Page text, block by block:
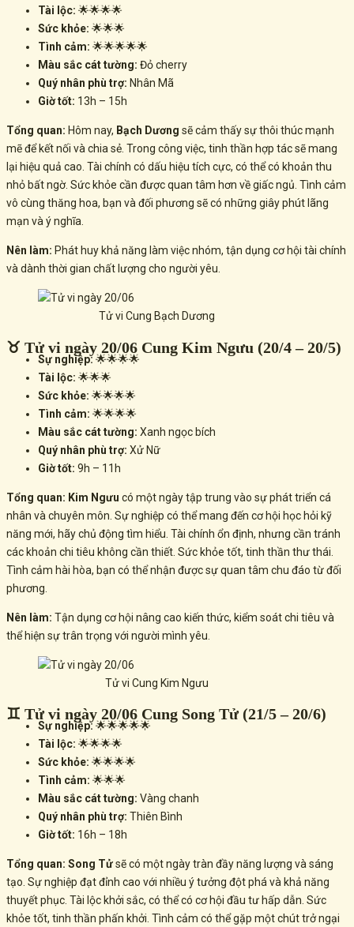
Tài lộc: 🌟🌟🌟🌟
Sức khỏe: 🌟🌟🌟
Tình cảm: 🌟🌟🌟🌟🌟
Màu sắc cát tường: Đỏ cherry
Quý nhân phù trợ: Nhân Mã
Giờ tốt: 13h – 15h
Tổng quan: Hôm nay, Bạch Dương sẽ cảm thấy sự thôi thúc mạnh
mẽ để kết nối và chia sẻ. Trong công việc, tinh thần hợp tác sẽ mang
lại hiệu quả cao. Tài chính có dấu hiệu tích cực, có thể có khoản thu
nhỏ bất ngờ. Sức khỏe cần được quan tâm hơn về giấc ngủ. Tình cảm
vô cùng thăng hoa, bạn và đối phương sẽ có những giây phút lãng
mạn và ý nghĩa.
Nên làm: Phát huy khả năng làm việc nhóm, tận dụng cơ hội tài chính
và dành thời gian chất lượng cho người yêu.
Tử vi Cung Bạch Dương
♉ Tử vi ngày 20/06 Cung Kim Ngưu (20/4 – 20/5)
Sự nghiệp:🌟🌟🌟🌟
Tài lộc: 🌟🌟🌟
Sức khỏe: 🌟🌟🌟🌟
Tình cảm: 🌟🌟🌟🌟
Màu sắc cát tường: Xanh ngọc bích
Quý nhân phù trợ: Xử Nữ
Giờ tốt: 9h – 11h
Tổng quan: Kim Ngưu có một ngày tập trung vào sự phát triển cá
nhân và chuyên môn. Sự nghiệp có thể mang đến cơ hội học hỏi kỹ
năng mới, hãy chủ động tìm hiểu. Tài chính ổn định, nhưng cần tránh
các khoản chi tiêu không cần thiết. Sức khỏe tốt, tinh thần thư thái.
Tình cảm hài hòa, bạn có thể nhận được sự quan tâm chu đáo từ đối
phương.
Nên làm: Tận dụng cơ hội nâng cao kiến thức, kiểm soát chi tiêu và
thể hiện sự trân trọng với người mình yêu.
Tử vi Cung Kim Ngưu
♊ Tử vi ngày 20/06 Cung Song Tử (21/5 – 20/6)
Sự nghiệp:🌟🌟🌟🌟🌟
Tài lộc: 🌟🌟🌟🌟
Sức khỏe: 🌟🌟🌟🌟
Tình cảm: 🌟🌟🌟
Màu sắc cát tường: Vàng chanh
Quý nhân phù trợ: Thiên Bình
Giờ tốt: 16h – 18h
Tổng quan: Song Tửsẽ có một ngày tràn đầy năng lượng và sáng
tạo. Sự nghiệp đạt đỉnh cao với nhiều ý tưởng đột phá và khả năng
thuyết phục. Tài lộc khởi sắc, có thể có cơ hội đầu tư hấp dẫn. Sức
khỏe tốt, tinh thần phấn khởi. Tình cảm có thể gặp một chút trở ngại